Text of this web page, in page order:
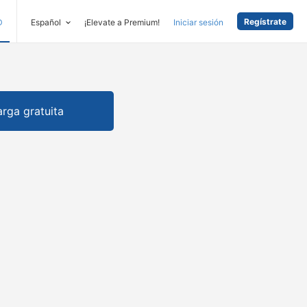
Español ¡Elevate a Premium! Iniciar sesión Regístrate
gratuita